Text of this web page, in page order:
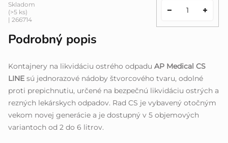
Skladom
(>5 ks)
| 266714
Podrobný popis
Kontajnery na likvidáciu ostrého odpadu AP Medical CS
LINE sú jednorazové nádoby štvorcového tvaru, odolné
proti prepichnutiu, určené na bezpečnú likvidáciu ostrých a
rezných lekárskych odpadov. Rad CS je vybavený otočným
vekom novej generácie a je dostupný v 5 objemových
variantoch od 2 do 6 litrov.